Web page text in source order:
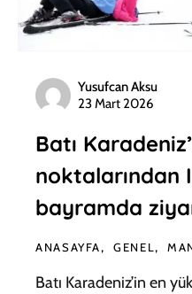
Yusufcan Aksu
23 Mart 2026
Batı
noktalarından
bayramda
ANASAYFA GENEL
Batı Karadeniz’in en